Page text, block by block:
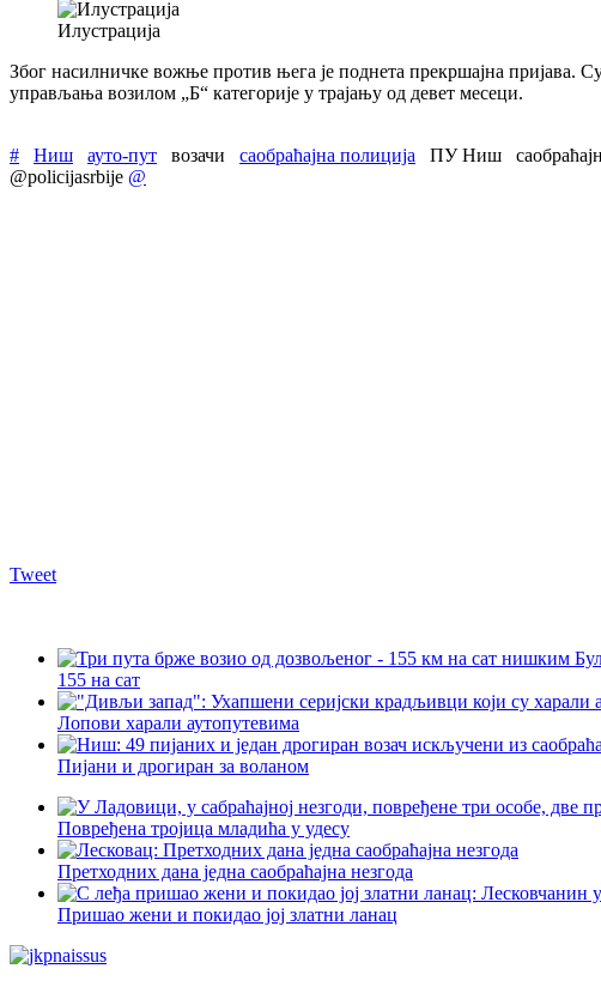
Илустрација
Због насилничке вожње против њега је поднета прекршајна пријава.
управљања возилом „Б“ категорије у трајању од девет месеци.
# Ниш ауто-пут возачи саобраћајна полиција ПУ Ниш
@policijasrbije @
Tweet
155 на сат
Лопови харали аутопутевима
Пијани и дрогиран за воланом
Повређена тројица младића у удесу
Претходних дана једна саобраћајна незгода
Пришао жени и покидао јој златни ланац